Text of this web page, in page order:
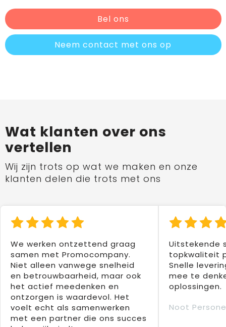
Bel ons
Neem contact met ons op
Wat klanten over ons
vertellen
Wij zijn trots op wat we maken en onze
klanten delen die trots met ons
We werken ontzettend graag
samen met Promocompany.
Niet alleen vanwege snelheid
en betrouwbaarheid, maar ook
het actief meedenken en
ontzorgen is waardevol. Het
voelt echt als samenwerken
met een partner die ons succes
Uitstekende
topkwaliteit
Snelle
mee te
oplossingen.
Noot